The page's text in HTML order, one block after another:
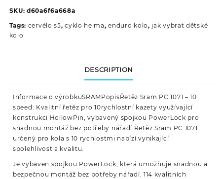
SKU: d60a6f6a668a
Tags: cervélo s5,cyklo helma,enduro kolo, jak vybrat dětské
kolo
DESCRIPTION
Informace o výrobkuSRAMPopisŘetěz Sram PC 1071 – 10
speed: Kvalitní řetěz pro 10rychlostní kazety využívající
konstrukci HollowPin, vybavený spojkou PowerLock pro
snadnou montáž bez potřeby nářadí Řetěz Sram PC 1071
určený pro kola s 10 rychlostmi nabízí vynikající
spolehlivost a kvalitu.
Je vybaven spojkou PowerLock, která umožňuje snadnou a
bezpečnou montáž bez potřeby nářadí. 114 kvalitních